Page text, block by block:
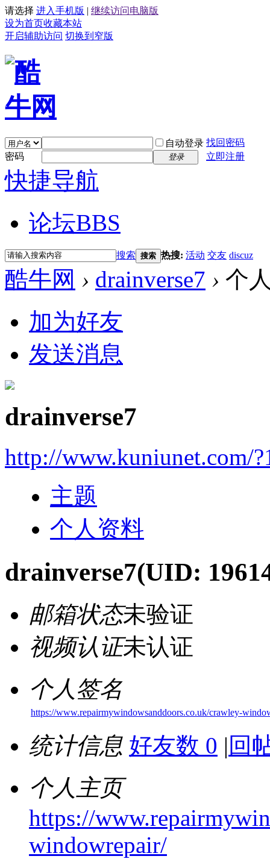
请选择 进入手机版 | 继续访问电脑版
设为首页收藏本站
开启辅助访问 切换到窄版
自动登录 找回密码
密码
登录 立即注册
快捷导航
论坛BBS
搜索 搜索 热搜: 活动 交友 discuz
酷牛网 › drainverse7 › 个
加为好友
发送消息
drainverse7
http://www.kuniunet.com/
主题
个人资料
drainverse7(UID:
邮箱状态未验证
视频认证未认证
个人签名
https://www.repairmywindowsanddoors.co.uk/crawley-
统计信息 好友数 0 | 回
个人主页
https://
windowrepair/